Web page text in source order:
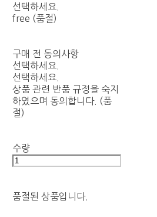
선택하세요.
free (품절)
구매 전 동의사항
선택하세요.
선택하세요.
상품 관련 반품 규정을 숙지
하였으며 동의합니다. (품
절)
수량
품절된 상품입니다.